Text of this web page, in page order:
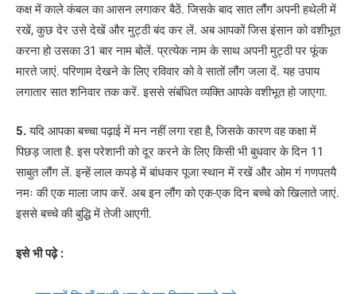
कक्ष में काले कंबल का आसन लगाकर बैठें. जिसके बाद सात लौंग अपनी हथेली में
रखें, कुछ देर उसे देखें और मुट्ठी बंद कर लें. अब आपकों जिस इंसान को वशीभूत
करना हो उसका 31 बार नाम बोलें. प्रत्येक नाम के साथ अपनी मुट्ठी पर फूंक
मारते जाएं. परिणाम देखने के लिए रविवार को वे सातों लौंग जला दें. यह उपाय
लगातार सात शनिवार तक करें. इससे संबंधित व्यक्ति आपके वशीभूत हो जाएगा.
5.यदि आपका बच्चा पढ़ाई में मन नहीं लगा रहा है, जिसके कारण वह कक्षा में
पिछड़ जाता है. इस परेशानी को दूर करने के लिए किसी भी बुधवार के दिन 11
साबुत लौंग लें. इन्हें लाल कपड़े में बांधकर पूजा स्थान में रखें और ओम गं गणपतयै
नमः की एक माला जाप करें. अब इन लौंग को एक-एक दिन बच्चे को खिलाते जाएं.
इससे बच्चे की बुद्धि में तेजी आएगी.
इसे भी पढ़े :